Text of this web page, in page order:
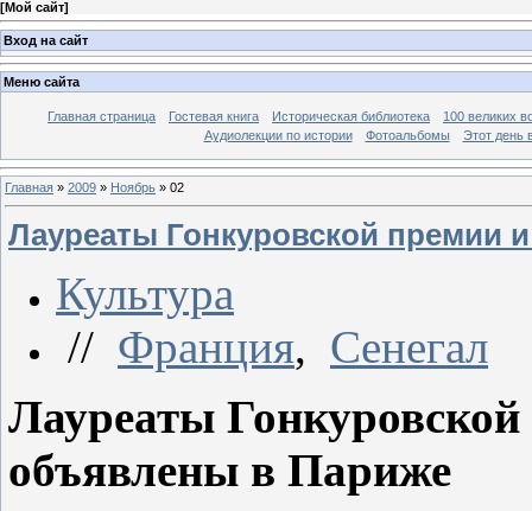
[Мой сайт]
Вход на сайт
Меню сайта
Главная страница Гостевая книга Историческая библиотека
100 великих
Аудиолекции по истории
Фотоальбомы Этот день
Главная » 2009 » Ноябрь » 02
Лауреаты Гонкуровской премии
Культура
// Франция, Сенегал
Лауреаты
объявлены в Париже